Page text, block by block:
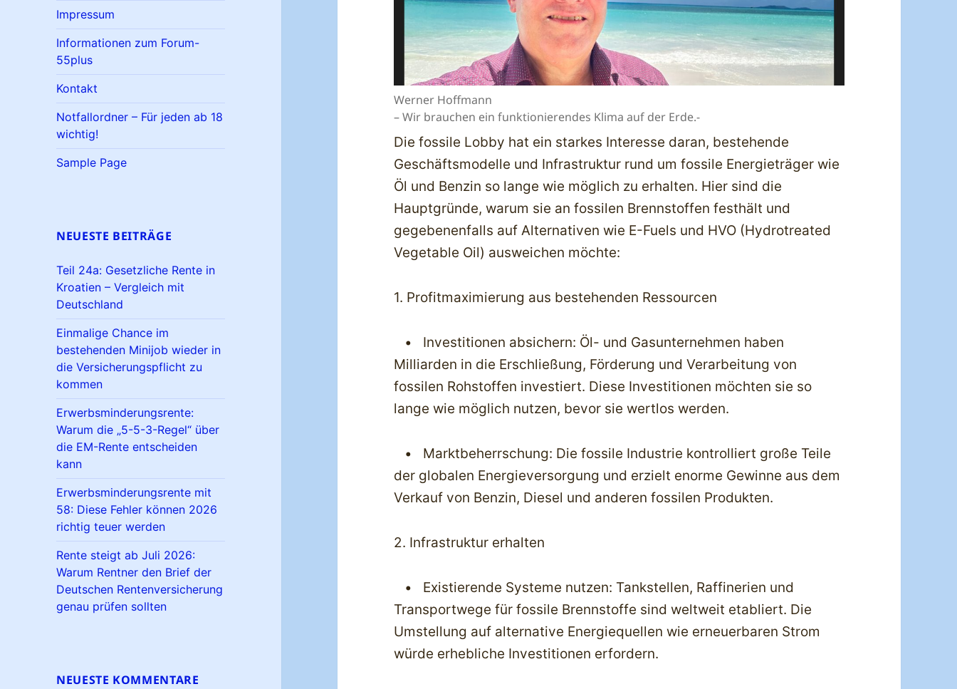
Impressum
Informationen zum Forum-
55plus
Kontakt
Notfallordner – Für jeden ab 18
wichtig!
Sample Page
NEUESTE BEITRÄGE
Teil 24a: Gesetzliche Rente in
Kroatien – Vergleich mit
Deutschland
Einmalige Chance im
bestehenden Minijob wieder in
die Versicherungspflicht zu
kommen
Erwerbsminderungsrente:
Warum die „5-5-3-Regel“ über
die EM-Rente entscheiden
kann
Erwerbsminderungsrente mit
58: Diese Fehler können 2026
richtig teuer werden
Rente steigt ab Juli 2026:
Warum Rentner den Brief der
Deutschen Rentenversicherung
genau prüfen sollten
NEUESTE KOMMENTARE
Werner Hoffmann
– Wir brauchen ein funktionierendes Klima auf der Erde.-
Die fossile Lobby hat ein starkes Interesse daran, bestehende
Geschäftsmodelle und Infrastruktur rund um fossile Energieträger wie
Öl und Benzin so lange wie möglich zu erhalten. Hier sind die
Hauptgründe, warum sie an fossilen Brennstoffen festhält und
gegebenenfalls auf Alternativen wie E-Fuels und HVO (Hydrotreated
Vegetable Oil) ausweichen möchte:
1. Profitmaximierung aus bestehenden Ressourcen
• Investitionen absichern: Öl- und Gasunternehmen haben
Milliarden in die Erschließung, Förderung und Verarbeitung von
fossilen Rohstoffen investiert. Diese Investitionen möchten sie so
lange wie möglich nutzen, bevor sie wertlos werden.
• Marktbeherrschung: Die fossile Industrie kontrolliert große Teile
der globalen Energieversorgung und erzielt enorme Gewinne aus dem
Verkauf von Benzin, Diesel und anderen fossilen Produkten.
2. Infrastruktur erhalten
• Existierende Systeme nutzen: Tankstellen, Raffinerien und
Transportwege für fossile Brennstoffe sind weltweit etabliert. Die
Umstellung auf alternative Energiequellen wie erneuerbaren Strom
würde erhebliche Investitionen erfordern.